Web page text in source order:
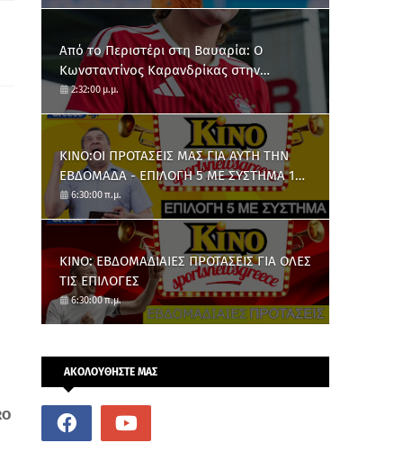
Από το Περιστέρι στη Βαυαρία: O
Κωνσταντίνος Καρανδρίκας στην
Μπάγερν Μονάχου
2:32:00 μ.μ.
ΚΙΝΟ:ΟΙ ΠΡΟΤΑΣΕΙΣ ΜΑΣ ΓΙΑ ΑΥΤΗ ΤΗΝ
ΕΒΔΟΜΑΔΑ - ΕΠΙΛΟΓΗ 5 ΜΕ ΣΥΣΤΗΜΑ 10
ΑΡΙΘΜΩΝ
6:30:00 π.μ.
ΚΙΝΟ: ΕΒΔΟΜΑΔΙΑΙΕΣ ΠΡΟΤΑΣΕΙΣ ΓΙΑ ΟΛΕΣ
ΤΙΣ ΕΠΙΛΟΓΕΣ
6:30:00 π.μ.
ΑΚΟΛΟΥΘΗΣΤΕ ΜΑΣ